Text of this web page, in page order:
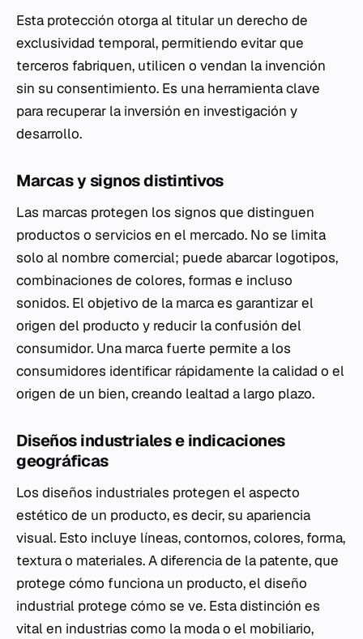
Esta protección otorga al titular un derecho de
exclusividad temporal, permitiendo evitar que
terceros fabriquen, utilicen o vendan la invención
sin su consentimiento. Es una herramienta clave
para recuperar la inversión en investigación y
desarrollo.
Marcas y signos distintivos
Las marcas protegen los signos que distinguen
productos o servicios en el mercado. No se limita
solo al nombre comercial; puede abarcar logotipos,
combinaciones de colores, formas e incluso
sonidos. El objetivo de la marca es garantizar el
origen del producto y reducir la confusión del
consumidor. Una marca fuerte permite a los
consumidores identificar rápidamente la calidad o el
origen de un bien, creando lealtad a largo plazo.
Diseños industriales e indicaciones
geográficas
Los diseños industriales protegen el aspecto
estético de un producto, es decir, su apariencia
visual. Esto incluye líneas, contornos, colores, forma,
textura o materiales. A diferencia de la patente, que
protege cómo funciona un producto, el diseño
industrial protege cómo se ve. Esta distinción es
vital en industrias como la moda o el mobiliario,